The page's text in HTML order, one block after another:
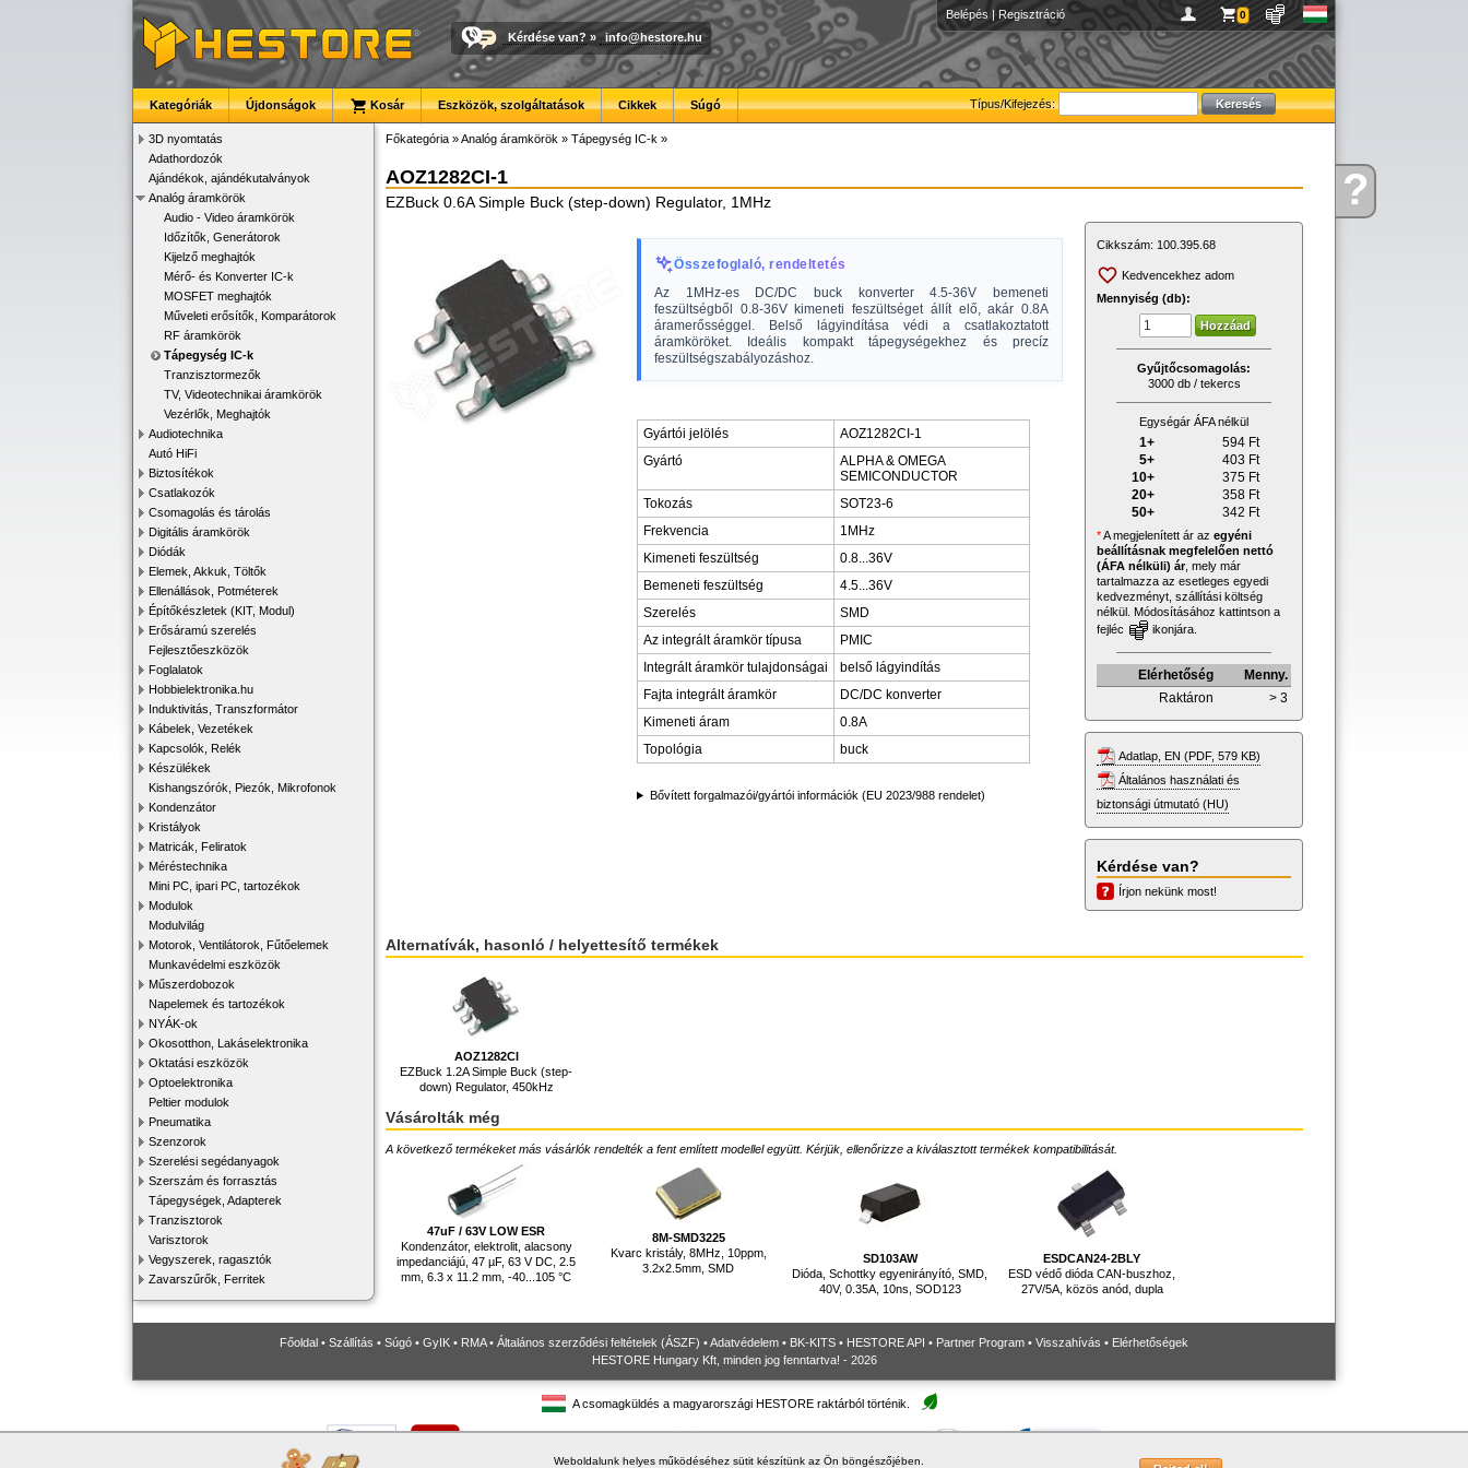
Kérdése?
Belépés | Regisztráció 0
Kérdése van? » info@hestore.hu
Típus/Kifejezés:
Kategóriák Újdonságok Kosár Eszközök, szolgáltatások Cikkek Súgó
3D nyomtatás
Adathordozók
Ajándékok, ajándékutalványok
Analóg áramkörök
Audio - Video áramkörök
Időzítők, Generátorok
Kijelző meghajtók
Mérő- és Konverter IC-k
MOSFET meghajtók
Műveleti erősítők, Komparátorok
RF áramkörök
Tápegység IC-k
Tranzisztormezők
TV, Videotechnikai áramkörök
Vezérlők, Meghajtók
Audiotechnika
Autó HiFi
Biztosítékok
Csatlakozók
Csomagolás és tárolás
Digitális áramkörök
Diódák
Elemek, Akkuk, Töltők
Ellenállások, Potméterek
Építőkészletek (KIT, Modul)
Erősáramú szerelés
Fejlesztőeszközök
Foglalatok
Hobbielektronika.hu
Induktivitás, Transzformátor
Kábelek, Vezetékek
Kapcsolók, Relék
Készülékek
Kishangszórók, Piezók, Mikrofonok
Kondenzátor
Kristályok
Matricák, Feliratok
Méréstechnika
Mini PC, ipari PC, tartozékok
Modulok
Modulvilág
Motorok, Ventilátorok, Fűtőelemek
Munkavédelmi eszközök
Műszerdobozok
Napelemek és tartozékok
NYÁK-ok
Okosotthon, Lakáselektronika
Oktatási eszközök
Optoelektronika
Peltier modulok
Pneumatika
Szenzorok
Szerelési segédanyagok
Szerszám és forrasztás
Tápegységek, Adapterek
Tranzisztorok
Varisztorok
Vegyszerek, ragasztók
Zavarszűrők, Ferritek
Főkategória »Analóg áramkörök » Tápegység IC-k »
AOZ1282CI-1
EZBuck 0.6A Simple Buck (step-down) Regulator, 1MHz
Összefoglaló, rendeltetés
Az 1MHz-es DC/DC buck konverter 4.5-36V bemeneti
feszültségből 0.8-36V kimeneti feszültséget állít elő, akár 0.8A
áramerősséggel. Belső lágyindítása védi a csatlakoztatott
áramköröket. Ideális kompakt tápegységekhez és precíz
feszültségszabályozáshoz.
Gyártói jelölés
AOZ1282CI-1
Gyártó
ALPHA & OMEGA
SEMICONDUCTOR
Tokozás
SOT23-6
Frekvencia
1MHz
Kimeneti feszültség
0.8...36V
Bemeneti feszültség
4.5...36V
Szerelés
SMD
Az integrált áramkör típusa
PMIC
Integrált áramkör tulajdonságai
belső lágyindítás
Fajta integrált áramkör
DC/DC konverter
Kimeneti áram
0.8A
Topológia
buck
Bővített forgalmazói/gyártói információk (EU 2023/988 rendelet)
Cikkszám: 100.395.68
Kedvencekhez adom
Mennyiség (db):
Gyűjtőcsomagolás:
3000 db / tekercs
Egységár ÁFA nélkül
1+ 594 Ft
5+
403 Ft
10+
375 Ft
20+
358 Ft
50+
342 Ft
*A megjelenített ár az egyéni
beállításnak megfelelően nettó
(ÁFA nélküli) ár, mely már
tartalmazza az esetleges egyedi
kedvezményt, szállítási költség
nélkül. Módosításához kattintson a
fejléc
ikonjára.
Elérhetőség
Menny.
Raktáron
> 3
Adatlap, EN (PDF, 579 KB)
Általános használati és
biztonsági útmutató (HU)
Kérdése van?
Írjon nekünk most!
Alternatívák, hasonló / helyettesítő termékek
AOZ1282CI
EZBuck 1.2A Simple Buck (step-
down) Regulator, 450kHz
Vásárolták még
A következő termékeket más vásárlók rendelték a fent említett modellel együtt. Kérjük, ellenőrizze a kiválasztott termékek kompatibilitását.
47uF / 63V LOW ESR
Kondenzátor, elektrolit, alacsony
impedanciájú, 47 µF, 63 V DC, 2.5
mm, 6.3 x 11.2 mm, -40...105 °C
8M-SMD3225
Kvarc kristály, 8MHz, 10ppm,
3.2x2.5mm, SMD
SD103AW
Dióda, Schottky egyenirányító, SMD,
40V, 0.35A, 10ns, SOD123
ESDCAN24-2BLY
ESD védő dióda CAN-buszhoz,
27V/5A, közös anód, dupla
Főoldal • Szállítás • Súgó • GyIK • RMA• Általános szerződési feltételek (ÁSZF) •Adatvédelem • BK-KITS • HESTORE API • Partner Program • Visszahívás • Elérhetőségek
HESTORE Hungary Kft, minden jog fenntartva! - 2026
Weboldalunk helyes működéséhez sütit készítünk az Ön böngészőjében.
A csomagküldés a magyarországi HESTORE raktárból történik.